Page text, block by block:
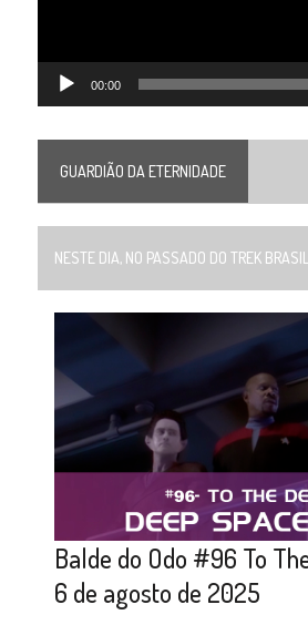
00:00
GUARDIÃO DA ETERNIDADE
NESTE DIA, NO PASSADO DO TREK
Balde do Odo #96 To
6 de agosto de 2025